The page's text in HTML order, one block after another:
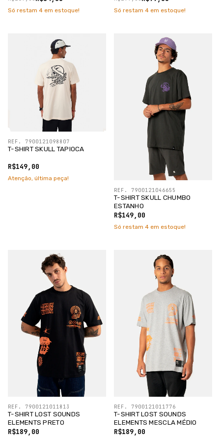
Só restam 4 em estoque! Só restam 4 em estoque!
T-SHIRT SKULL TAPIOCA
R$149,00
REF. 7900121098807
Atenção, última peça!
T-SHIRT SKULL CHUMBO
ESTANHO
R$149,00
REF. 7900121046655
Só restam 4 em estoque!
T-SHIRT LOST SOUNDS
ELEMENTS PRETO
R$189,00
REF. 7900121011813
T-SHIRT LOST SOUNDS
ELEMENTS MESCLA MÉDIO
R$189,00
REF. 7900121011776